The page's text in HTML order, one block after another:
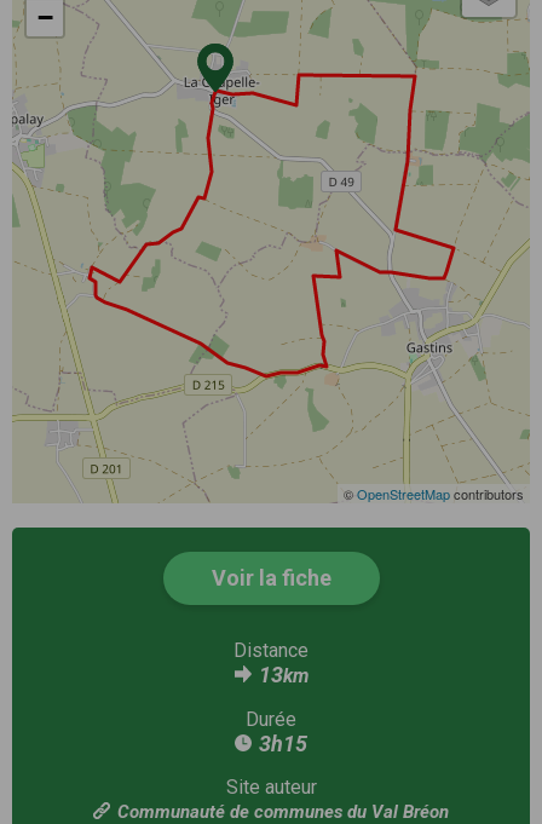
−
©OpenStreetMapcontributors
Voir la fiche
Distance
13km
Durée
3h15
Site auteur
Communauté de communes du Val Bréon